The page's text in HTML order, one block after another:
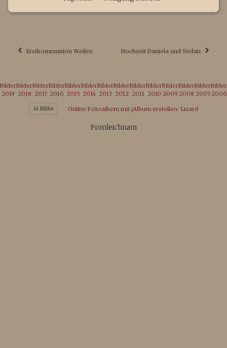
Erstkommunion Weilen Hochzeit Daniela und Stefan
Bilder
2019
Bilder
2018
Bilder
2017
Bilder
2016
Bilder
2015
Bilder
2014
Bilder
2013
Bilder
2012
Bilder
2011
Bilder
2010
Bilder
2009
Bilder
2008
Bilder
2007
Bilder
2006
14 Bilder Online Fotoalbem mit jAlbum erstellen · Lizard
Fronleichnam